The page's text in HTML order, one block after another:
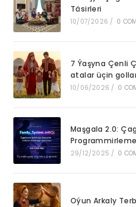
Täsirleri
10/07/2026 / 0
7 Ýaşyna Çenli
atalar üçin
10/06/2026 / 0
Maşgala 2.0:
29/12/2025 / 0
Oýun Arkaly